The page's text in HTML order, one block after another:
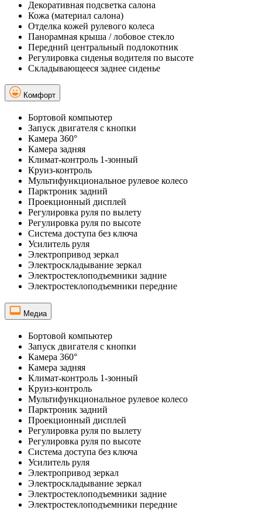
Декоративная подсветка салона
Кожа (материал салона)
Отделка кожей рулевого колеса
Панорамная крыша / лобовое стекло
Передний центральный подлокотник
Регулировка сиденья водителя по высоте
Складывающееся заднее сиденье
Комфорт
Бортовой компьютер
Запуск двигателя с кнопки
Камера 360°
Камера задняя
Климат-контроль 1-зонный
Круиз-контроль
Мультифункциональное рулевое колесо
Парктроник задний
Проекционный дисплей
Регулировка руля по вылету
Регулировка руля по высоте
Система доступа без ключа
Усилитель руля
Электропривод зеркал
Электроскладывание зеркал
Электростеклоподъемники задние
Электростеклоподъемники передние
Медиа
Бортовой компьютер
Запуск двигателя с кнопки
Камера 360°
Камера задняя
Климат-контроль 1-зонный
Круиз-контроль
Мультифункциональное рулевое колесо
Парктроник задний
Проекционный дисплей
Регулировка руля по вылету
Регулировка руля по высоте
Система доступа без ключа
Усилитель руля
Электропривод зеркал
Электроскладывание зеркал
Электростеклоподъемники задние
Электростеклоподъемники передние